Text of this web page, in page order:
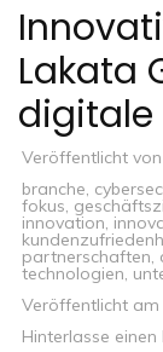
Lakata
digitale
Veröffentlicht von
branche,
fokus,
innovation,
partnerschaften,
technologien,
Veröffentlicht am
Hinterlasse